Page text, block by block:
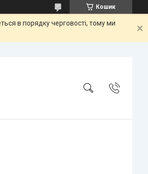
Кошик
в порядку черговості, тому ми